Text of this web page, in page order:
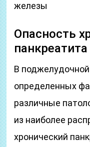
железы
Опасность
панкреатита
В
определенных
различные
из наиболее
хронический